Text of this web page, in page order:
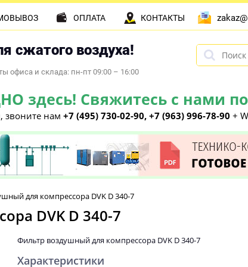
сжатого воздуха!
офиса и склада: пн-пт 09:00 – 16:00
здесь! Свяжитесь с нами по
, звоните нам +7 (495) 730-02-90, +7 (963) 996-78-90 +
ОПЛАТА КОНТАКТЫ
для компрессора DVK D 340-7
DVK D 340-7
Фильтр воздушный для компрессора DVK D 340-7
Характеристики